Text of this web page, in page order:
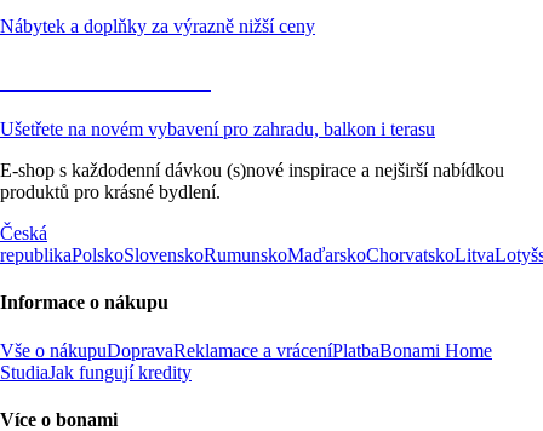
Nábytek a doplňky za výrazně nižší ceny
Ušetřete na novém vybavení pro zahradu, balkon i terasu
E-shop s každodenní dávkou (s)nové inspirace a nejširší nabídkou
produktů pro krásné bydlení.
Česká
republikaPolskoSlovenskoRumunskoMaďarskoChorvatskoLitva
Informace o nákupu
Vše o nákupuDopravaReklamace a vráceníPlatbaBonami Home
StudiaJak fungují kredity
Více o bonami